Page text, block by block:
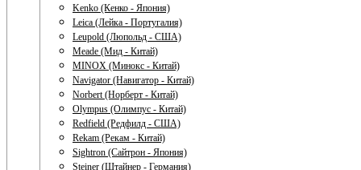
Kenko (Кенко - Япония)
Leica (Лейка - Португалия)
Leupold (Люпольд - США)
Meade (Мид - Китай)
MINOX (Минокс - Китай)
Navigator (Навигатор - Китай)
Norbert (Норберт - Китай)
Olympus (Олимпус - Китай)
Redfield (Редфилд - США)
Rekam (Рекам - Китай)
Sightron (Сайтрон - Япония)
Steiner (Штайнер - Германия)